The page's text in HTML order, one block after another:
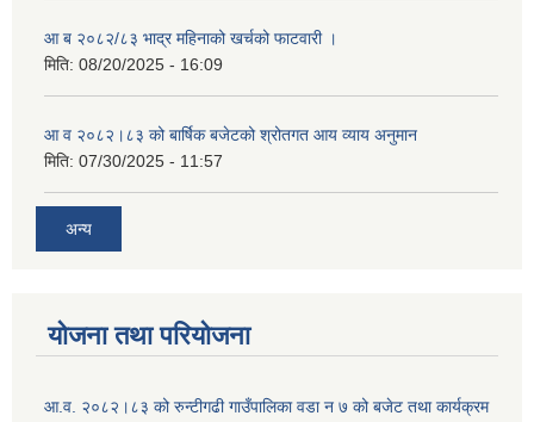
आ ब २०८२/८३ भाद्र महिनाको खर्चको फाटवारी ।
मिति: 08/20/2025 - 16:09
आ व २०८२।८३ को बार्षिक बजेटको श्रोतगत आय व्याय अनुमान
मिति: 07/30/2025 - 11:57
अन्य
योजना तथा परियोजना
आ.व. २०८२।८३ को रुन्टीगढी गाउँपालिका वडा न ७ को बजेट तथा कार्यक्रम